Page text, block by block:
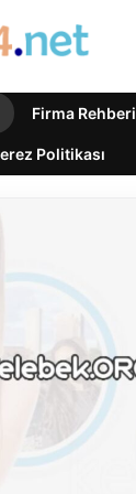
Firma Rehberi
Politikası